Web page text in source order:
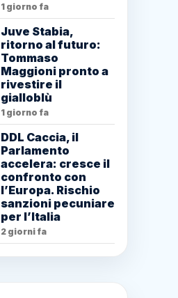
1 giorno fa
Juve Stabia,
ritorno al futuro:
Tommaso
Maggioni pronto a
rivestire il
gialloblù
1 giorno fa
DDL Caccia, il
Parlamento
accelera: cresce il
confronto con
l’Europa. Rischio
sanzioni pecuniare
per l’Italia
2 giorni fa